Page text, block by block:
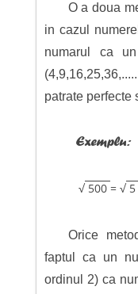
O a doua
in cazul
numarul ca
patrate perfecte
Exemplu:
√ 500 = √
Orice
faptul ca un
ordinul 2) ca